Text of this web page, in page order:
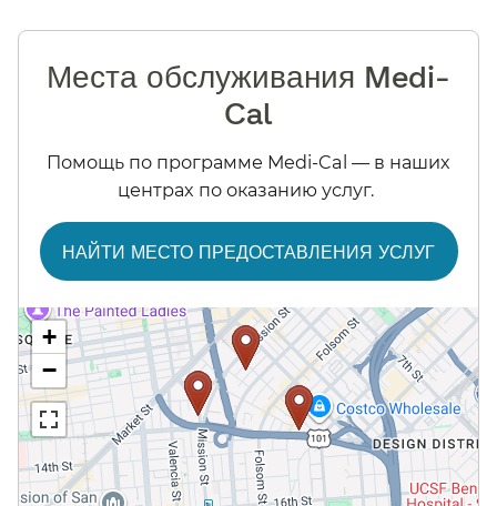
Места обслуживания Medi-
Cal​​
Помощь по программе Medi-Cal — в наших
центрах по оказанию услуг.​​
НАЙТИ МЕСТО ПРЕДОСТАВЛЕНИЯ УСЛУГ​​
+
−